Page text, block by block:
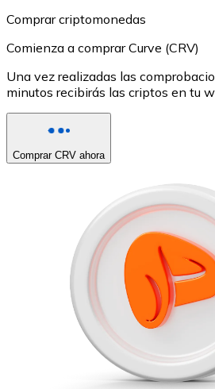
Comprar criptomonedas
Comienza a comprar Curve (CRV)
Una vez realizadas las
minutos recibirás las criptos en tu
Comprar CRV ahora